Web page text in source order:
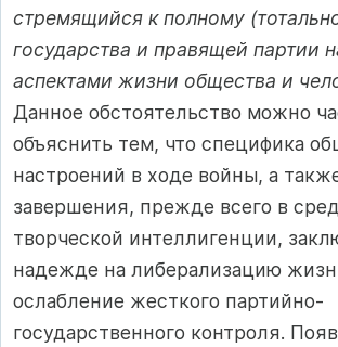
стремящийся к полному
государства и правящей партии
аспектами жизни общества и
Данное обстоятельство можно
объяснить тем, что специфика
настроений в ходе войны, а
завершения, прежде всего в
творческой интеллигенции,
надежде на либерализацию
ослабление жесткого партийно-
государственного контроля.